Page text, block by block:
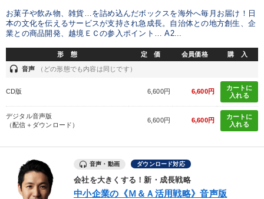
キーワード
地方企業の勝ち方 デジタルマーケティング
※「更新」を押すと「カテゴリー」「目的別」「キーワード」を更新いただけます。
タグ・キーワード
お菓子や飲み物、雑貨…を詰め込んだボックスを海外へ毎月お届け！日
本の文化を伝えるサービスが支持され急成長。自治体との地方創生、企
業との商品開発、越境ＥＣの参入ポイント… A2...
形 態 定 価 会員価格 購 入
headset 音声 （どの形態でも内容は同じです）
CD版 6,600円 6,600円
カートに
入れる
デジタル音声版
（配信＋ダウンロード）
6,600円 6,600円
カートに
入れる
音声・動画 ダウンロード対応
会社を大きくする！新・成長戦略
中小企業の《Ｍ＆Ａ活用戦略》音声版